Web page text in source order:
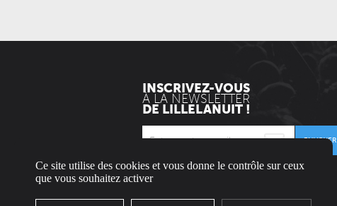
INSCRIVEZ-VOUS
À LA NEWSLETTER
DE LILLELANUIT !
ENVOYER
* Envoyée uniquement le mercredi.
Ce site utilise des cookies et vous donne le contrôle sur ceux
que vous souhaitez activer